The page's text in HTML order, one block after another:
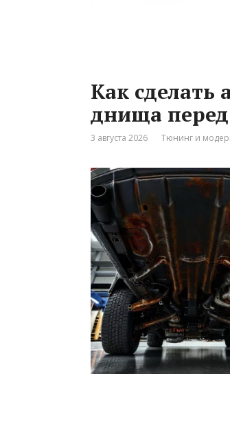
Как сделать
днища перед
3 августа 2026 Тюнинг и